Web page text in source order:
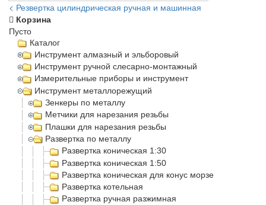
< Резвертка цилиндрическая ручная и машинная
Корзина
Пусто
Каталог
Инструмент алмазный и эльборовый
Инструмент ручной слесарно-монтажный
Измерительные приборы и инструмент
Инструмент металлорежущий
Зенкеры по металлу
Метчики для нарезания резьбы
Плашки для нарезания резьбы
Развертка по металлу
Развертка коническая 1:30
Развертка коническая 1:50
Развертка коническая для конус морзе
Развертка котельная
Развертка ручная разжимная